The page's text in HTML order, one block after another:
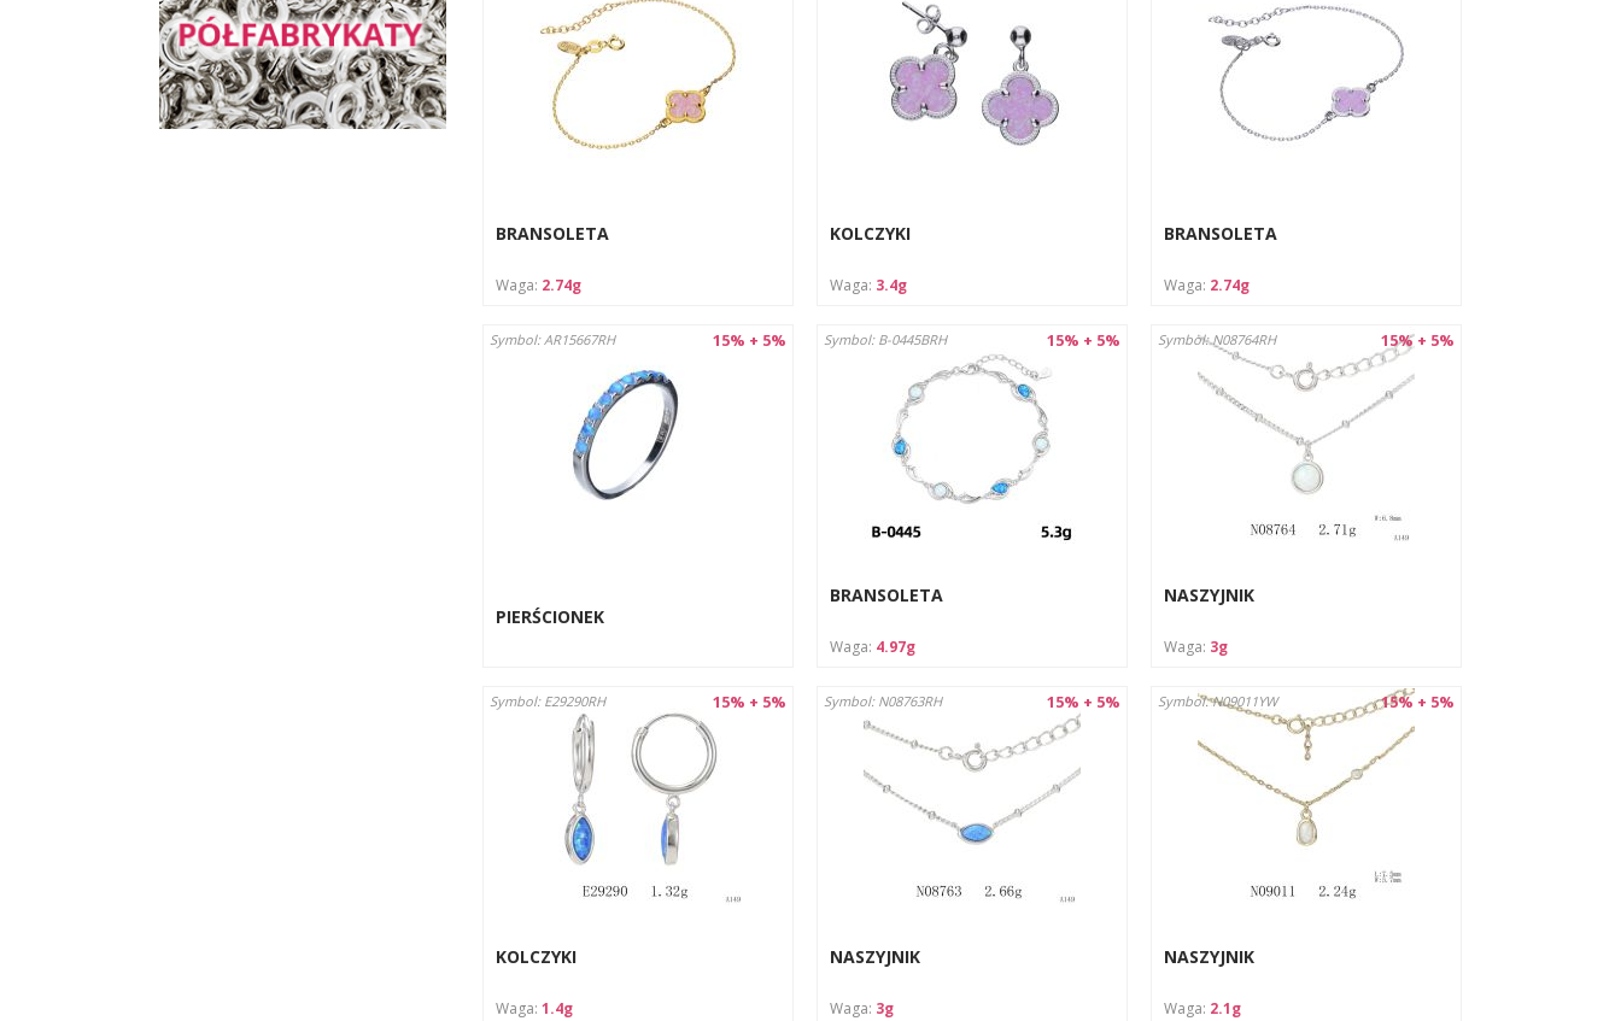
BRANSOLETA
Waga: 2.74g
KOLCZYKI
Waga: 3.4g
BRANSOLETA
Waga: 2.74g
15% + 5%
Symbol: AR15667RH
PIERŚCIONEK
15% + 5%
Symbol: B-0445BRH
BRANSOLETA
Waga: 4.97g
15% + 5%
Symbol: N08764RH
NASZYJNIK
Waga: 3g
15% + 5%
Symbol: E29290RH
KOLCZYKI
Waga: 1.4g
15% + 5%
Symbol: N08763RH
NASZYJNIK
Waga: 3g
15% + 5%
Symbol: N09011YW
NASZYJNIK
Waga: 2.1g